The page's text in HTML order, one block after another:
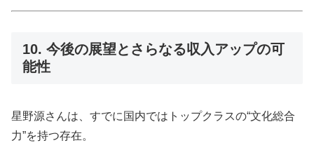
10. 今後の展望とさらなる収入アップの可
能性
星野源さんは、すでに国内ではトップクラスの“文化総合
力”を持つ存在。